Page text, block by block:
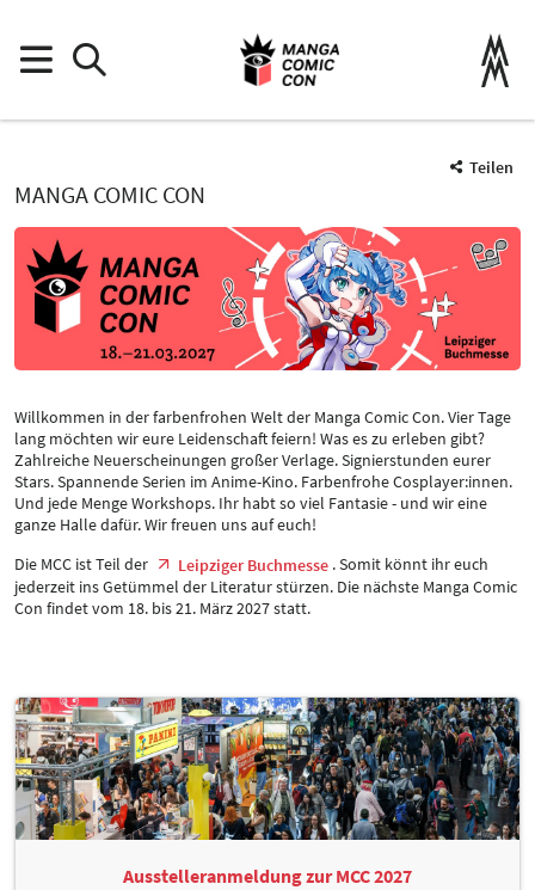
Teilen
MANGA COMIC CON
Willkommen in der farbenfrohen Welt der Manga Comic Con. Vier Tage
lang möchten wir eure Leidenschaft feiern! Was es zu erleben gibt?
Zahlreiche Neuerscheinungen großer Verlage. Signierstunden eurer
Stars. Spannende Serien im Anime-Kino. Farbenfrohe Cosplayer:innen.
Und jede Menge Workshops. Ihr habt so viel Fantasie - und wir eine
ganze Halle dafür. Wir freuen uns auf euch!
Die MCC ist Teil der
Leipziger Buchmesse. Somit könnt ihr euch
jederzeit ins Getümmel der Literatur stürzen. Die nächste Manga Comic
Con findet vom 18. bis 21. März 2027 statt.
Ausstelleranmeldung zur MCC 2027